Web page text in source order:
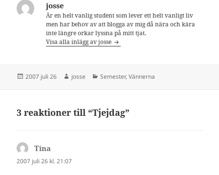
josse
Är en helt vanlig student som lever ett helt vanligt liv
men har behov av att blogga av mig då nära och kära
inte längre orkar lyssna på mitt tjat.
Visa alla inlägg av josse
Postat
2007 juli 26 Författare
josse Kategorier
Semester,Vännerna
3 reaktioner till “Tjejdag”
Tina
2007 juli 26 kl. 21:07